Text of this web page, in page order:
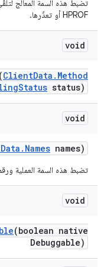
تضبط هذه السمة المعالج
HPROF أو تعذّرها.
void
(ClientData . Method
Status status)
void
Data . Names names)
تضبط هذه السمة العملية
void
(boolean native
Debuggable)